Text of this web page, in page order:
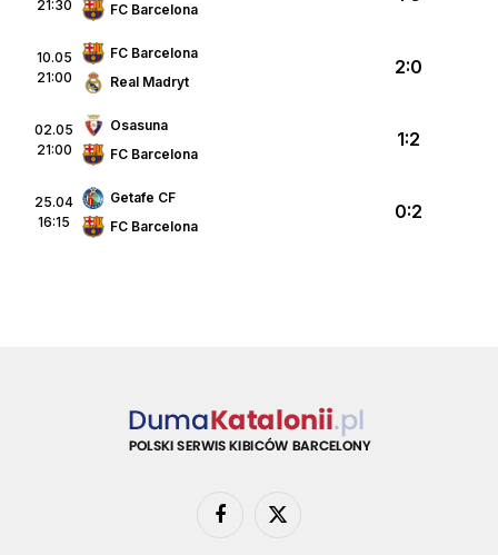
21:30
FC Barcelona
10.05
21:00
FC Barcelona
Real Madryt
2:0
02.05
21:00
Osasuna
FC Barcelona
1:2
25.04
16:15
Getafe CF
FC Barcelona
0:2
Facebook
X